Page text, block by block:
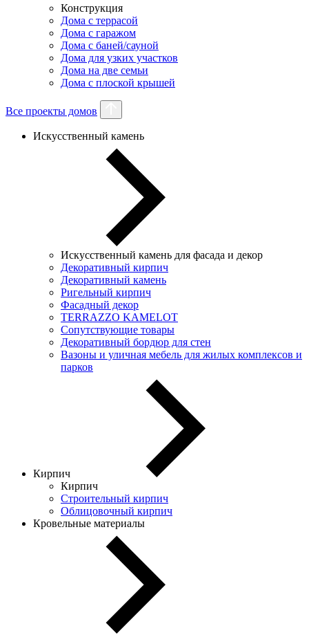
Конструкция
Дома с террасой
Дома с гаражом
Дома с баней/сауной
Дома для узких участков
Дома на две семьи
Дома с плоской крышей
Все проекты домов
Искусственный камень
Искусственный камень для фасада и декор
Декоративный кирпич
Декоративный камень
Ригельный кирпич
Фасадный декор
TERRAZZO KAMELOT
Сопутствующие товары
Декоративный бордюр для стен
Вазоны и уличная мебель для жилых комплексов и
парков
Кирпич
Кирпич
Строительный кирпич
Облицовочный кирпич
Кровельные материалы